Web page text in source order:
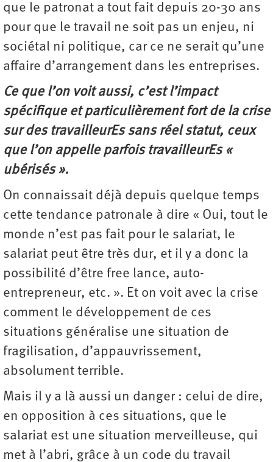
que le patronat a tout fait depuis 20-30 ans
pour que le travail ne soit pas un enjeu, ni
sociétal ni politique, car ce ne serait qu’une
affaire d’arrangement dans les entreprises.
Ce que l’on voit aussi, c’est l’impact
spécifique et particulièrement fort de la crise
sur des travailleurEs sans réel statut, ceux
que l’on appelle parfois travailleurEs «
ubérisés ».
On connaissait déjà depuis quelque temps
cette tendance patronale à dire « Oui, tout le
monde n’est pas fait pour le salariat, le
salariat peut être très dur, et il y a donc la
possibilité d’être free lance, auto-
entrepreneur, etc. ». Et on voit avec la crise
comment le développement de ces
situations généralise une situation de
fragilisation, d’appauvrissement,
absolument terrible.
Mais il y a là aussi un danger : celui de dire,
en opposition à ces situations, que le
salariat est une situation merveilleuse, qui
met à l’abri, grâce à un code du travail